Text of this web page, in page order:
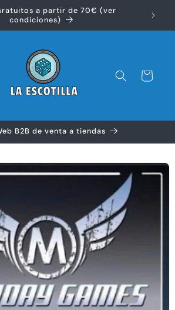
a partir de 70€ (ver
condiciones)
Carrito
B2B de venta a tiendas